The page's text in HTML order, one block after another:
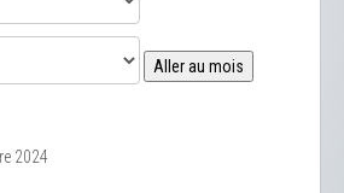
Aller au mois
2024